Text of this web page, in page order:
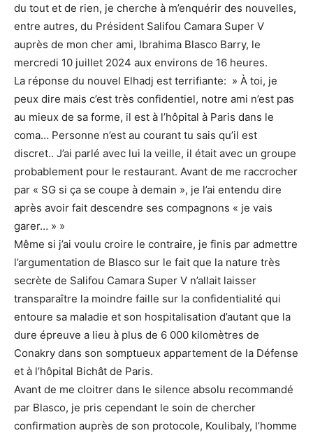
du tout et de rien, je cherche à m’enquérir des nouvelles,
entre autres, du Président Salifou Camara Super V
auprès de mon cher ami, Ibrahima Blasco Barry, le
mercredi 10 juillet 2024 aux environs de 16 heures.
La réponse du nouvel Elhadj est terrifiante: » À toi, je
peux dire mais c’est très confidentiel, notre ami n’est pas
au mieux de sa forme, il est à l’hôpital à Paris dans le
coma… Personne n’est au courant tu sais qu’il est
discret.. J’ai parlé avec lui la veille, il était avec un groupe
probablement pour le restaurant. Avant de me raccrocher
par « SG si ça se coupe à demain », je l’ai entendu dire
après avoir fait descendre ses compagnons « je vais
garer… » »
Même si j’ai voulu croire le contraire, je finis par admettre
l’argumentation de Blasco sur le fait que la nature très
secrète de Salifou Camara Super V n’allait laisser
transparaître la moindre faille sur la confidentialité qui
entoure sa maladie et son hospitalisation d’autant que la
dure épreuve a lieu à plus de 6 000 kilomètres de
Conakry dans son somptueux appartement de la Défense
et à l’hôpital Bichât de Paris.
Avant de me cloitrer dans le silence absolu recommandé
par Blasco, je pris cependant le soin de chercher
confirmation auprès de son protocole, Koulibaly, l’homme